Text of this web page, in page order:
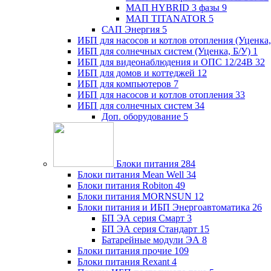
МАП HYBRID 3 фазы 9
МАП TITANATOR 5
САП Энергия 5
ИБП для насосов и котлов отопления
ИБП для солнечных систем (Уценка, Б/У) 1
ИБП для видеонаблюдения и ОПС 12/24В 32
ИБП для домов и коттеджей 12
ИБП для компьютеров 7
ИБП для насосов и котлов отопления 33
ИБП для солнечных систем 34
Доп. оборудование 5
Блоки питания 284
Блоки питания Mean Well 34
Блоки питания Robiton 49
Блоки питания MORNSUN 12
Блоки питания и ИБП Энергоавтоматика 26
БП ЭА серия Смарт 3
БП ЭА серия Стандарт 15
Батарейные модули ЭА 8
Блоки питания прочие 109
Блоки питания Rexant 4